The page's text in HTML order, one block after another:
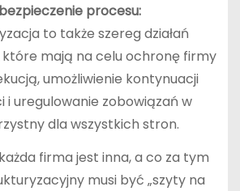
procesu:
to także szereg działań
mają na celu ochronę firmy
umożliwienie kontynuacji
i uregulowanie zobowiązań w
dla wszystkich stron.
firma jest inna, a co za tym
musi być „szyty na